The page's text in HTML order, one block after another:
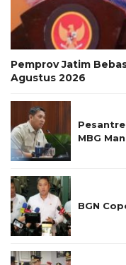
Pemprov Jatim
Agustus 2026
MBG
BGN